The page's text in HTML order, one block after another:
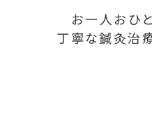
お一人おひ
丁寧な鍼灸治